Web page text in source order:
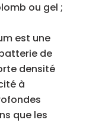
ou gel ;
est une
de
densité
à
que les